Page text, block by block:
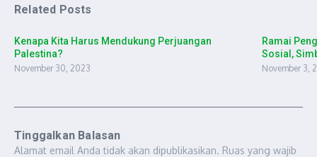
Related Posts
Kenapa Kita Harus Mendukung Perjuangan
Palestina?
November 30, 2023
Ramai
Sosial,
November 3,
Tinggalkan Balasan
Alamat email Anda tidak akan dipublikasikan. Ruas yang wajib